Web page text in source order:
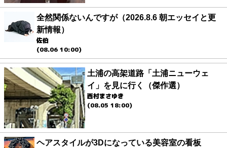
全然関係ないんですが（2026.8.6 朝エッセイと更
新情報）
佐伯
(08.06 10:00)
土浦の高架道路「土浦ニューウェ
イ」を見に行く（傑作選）
西村まさゆき
(08.05 18:00)
ヘアスタイルが3Dになっている美容室の看板